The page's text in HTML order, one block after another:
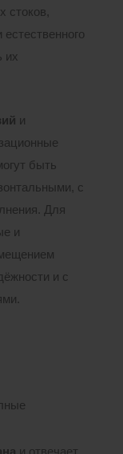
стоков,
их
и
быть
с
Для
и
и с